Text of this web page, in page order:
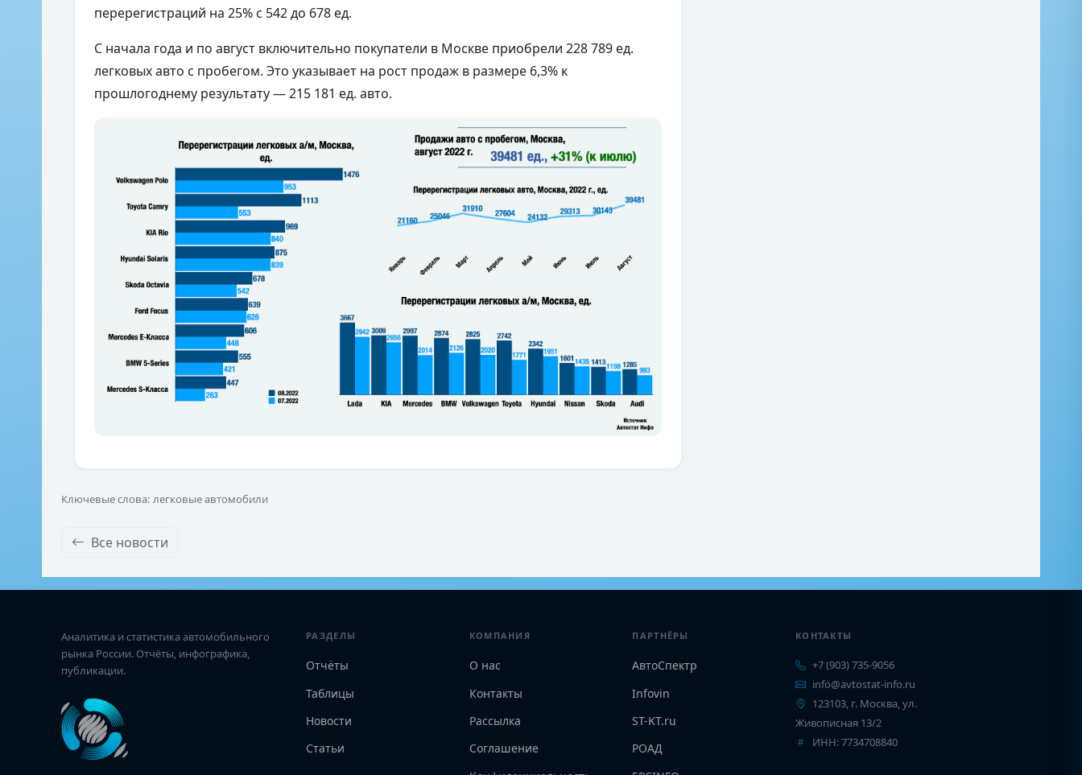
перерегистраций на 25% с 542 до 678 ед.
С начала года и по август включительно покупатели в Москве приобрели 228 789 ед.
легковых авто с пробегом. Это указывает на рост продаж в размере 6,3% к
прошлогоднему результату — 215 181 ед. авто.
Ключевые слова: легковые автомобили
Все новости
Аналитика и статистика автомобильного
рынка России. Отчёты, инфографика,
публикации.
РАЗДЕЛЫ
Отчёты
Таблицы
Новости
Статьи
КОМПАНИЯ
О нас
Контакты
Рассылка
Соглашение
ПАРТНЁРЫ
АвтоСпектр
Infovin
ST-KT.ru
РОАД
КОНТАКТЫ
+7 (903) 735-9056
info@avtostat-info.ru
123103, г. Москва, ул.
Живописная 13/2
ИНН: 7734708840